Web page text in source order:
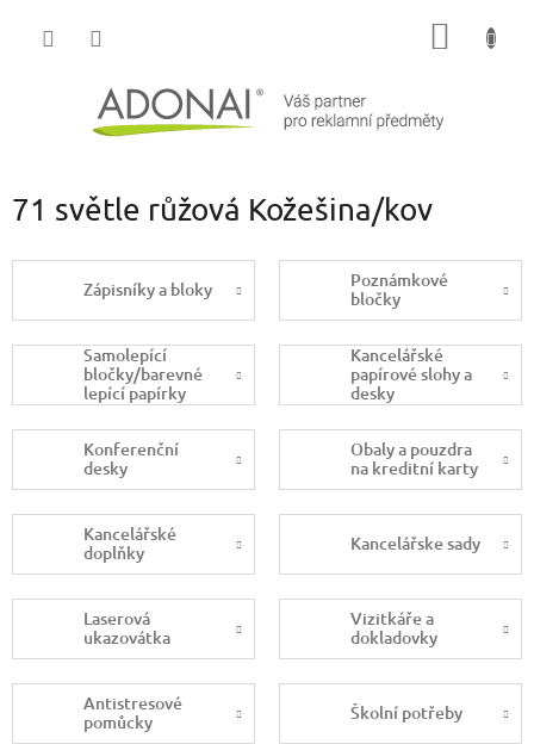
71 světle růžová Kožešina/kov
Zápisníky a bloky
Poznámkové
bločky
Samolepící
bločky/barevné
lepící papírky
Kancelářské
papírové slohy a
desky
Konferenční
desky
Obaly a pouzdra
na kreditní karty
Kancelářské
doplňky
Kancelářske sady
Laserová
ukazovátka
Vizitkáře a
dokladovky
Antistresové
pomůcky
Školní potřeby